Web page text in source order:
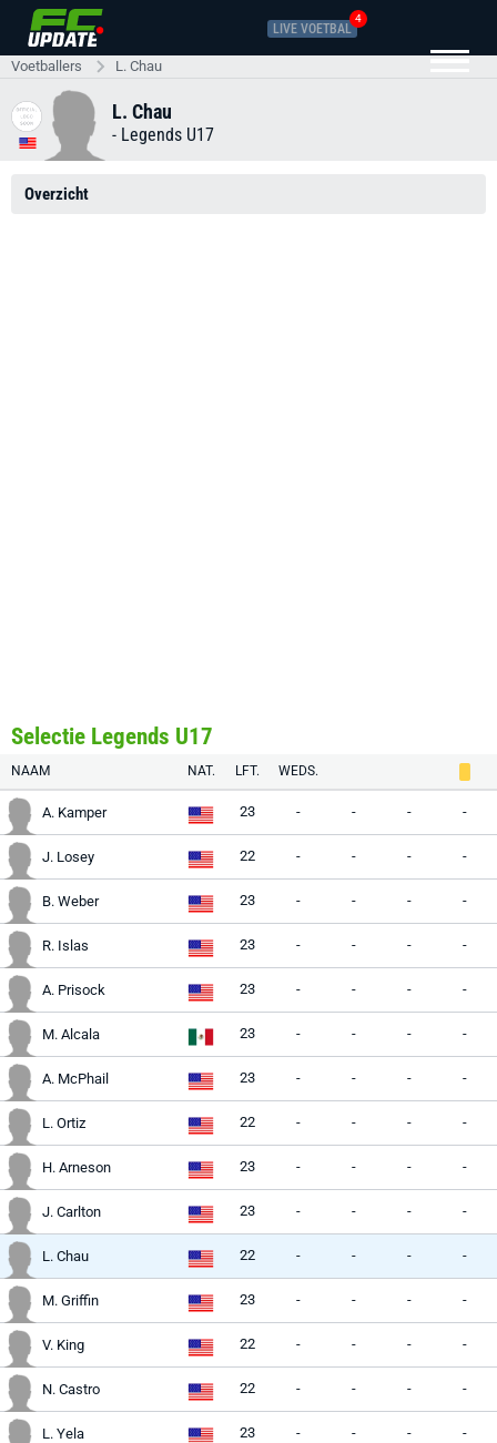
LIVE VOETBAL
4
Voetballers L. Chau
L. Chau
- Legends U17
Overzicht
Selectie Legends U17
NAAM NAT. LFT. WEDS.
A. Kamper 23 - - - -
J. Losey 22 - - - -
B. Weber 23 - - - -
R. Islas 23 - - - -
A. Prisock 23 - - - -
M. Alcala 23 - - - -
A. McPhail 23 - - - -
L. Ortiz 22 - - - -
H. Arneson 23 - - - -
J. Carlton 23 - - - -
L. Chau 22 - - - -
M. Griffin 23 - - - -
V. King 22 - - - -
N. Castro 22 - - - -
L. Yela 23 - - - -